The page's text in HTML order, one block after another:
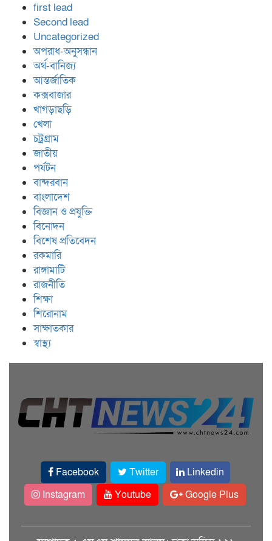
first lead
Second lead
Uncategorized
অপরাধ-অনুসন্ধান
অর্থ-বানিজ্য
আন্তর্জাতিক
কক্সবাজার
খাগড়াছড়ি
খেলা
চট্রগ্রাম
জাতীয়
পর্যটন
বান্দরবান
বাংলাদেশ
বিজ্ঞান ও প্রযুক্তি
বিনোদন
বিশেষ প্রতিবেদন
রকমারি
রাঙ্গামাটি
রাজনীতি
শিক্ষা
শিরোনাম
সাক্ষাতকার
স্বাস্থ্য
Facebook Twitter
Linkedin
Instagram
Youtube Google Plus